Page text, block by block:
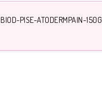
BIOD-PISE-ATODERMPAIN-150G